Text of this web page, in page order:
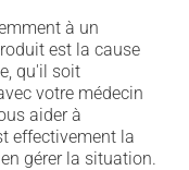
à un
est la cause
qu'il soit
votre médecin
aider à
effectivement la
gérer la situation.